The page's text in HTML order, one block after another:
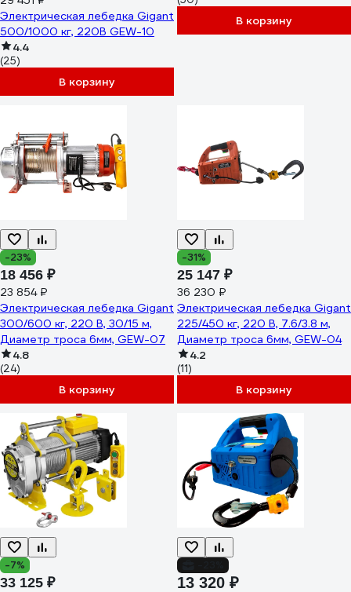
Электрическая лебедка Gigant
500/1000 кг, 220B GEW-10
4.4
(25)
В корзину
В корзину
-23%
18 456 ₽
23 854 ₽
Электрическая лебедка Gigant
300/600 кг, 220 В, 30/15 м,
Диаметр троса 6мм, GEW-07
4.8
(24)
В корзину
-31%
25 147 ₽
36 230 ₽
Электрическая лебедка Gigant
225/450 кг, 220 В, 7.6/3.8 м,
Диаметр троса 6мм, GEW-04
4.2
(11)
В корзину
-7%
33 125 ₽ 13 320 ₽